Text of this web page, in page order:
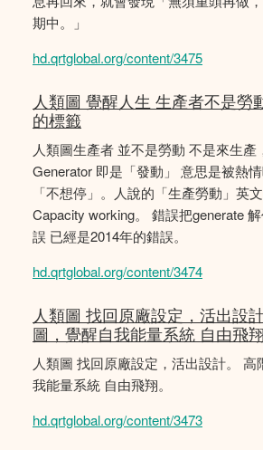
期中。」
hd.qrtglobal.org/content/3475
人類圖 覺醒人生 生產者不是勞
的標籤
人類圖生產者 並不是勞動 不是來生產
Generator 即是「發動」 意思是被熱
「不想停」。人說的「生產勞動」英
Capacity working。 錯誤把generate
誤 已經是2014年的錯誤。
hd.qrtglobal.org/content/3474
人類圖 找回原廠設定，活出設
圖，覺醒自我能量系統 自由飛翔
人類圖 找回原廠設定，活出設計。 高
我能量系統 自由飛翔。
hd.qrtglobal.org/content/3473